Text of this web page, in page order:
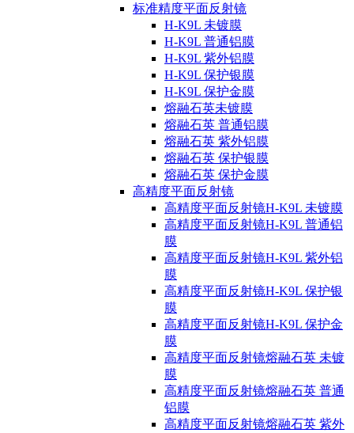
标准精度平面反射镜
H-K9L 未镀膜
H-K9L 普通铝膜
H-K9L 紫外铝膜
H-K9L 保护银膜
H-K9L 保护金膜
熔融石英未镀膜
熔融石英 普通铝膜
熔融石英 紫外铝膜
熔融石英 保护银膜
熔融石英 保护金膜
高精度平面反射镜
高精度平面反射镜H-K9L 未镀膜
高精度平面反射镜H-K9L 普通铝
膜
高精度平面反射镜H-K9L 紫外铝
膜
高精度平面反射镜H-K9L 保护银
膜
高精度平面反射镜H-K9L 保护金
膜
高精度平面反射镜熔融石英 未镀
膜
高精度平面反射镜熔融石英 普通
铝膜
高精度平面反射镜熔融石英 紫外